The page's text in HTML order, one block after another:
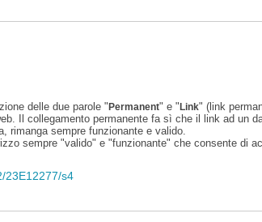
delle due parole "Permanent" e "Link" (link
Il collegamento permanente fa sì che il link ad un
rimanga sempre funzionante e valido.
sempre "valido" e "funzionante" che consente di
23E12277/s4